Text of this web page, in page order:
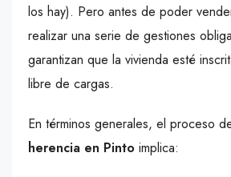
los hay). Pero antes de poder
realizar una serie de gestiones
garantizan que la vivienda esté
libre de cargas.
En términos generales, el proceso
herencia en Pinto implica: